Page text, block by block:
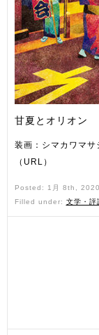
甘夏とオリオン
装画：シマカワマ
（URL）
Posted: 1月 8th,
Filled under: 文学・評